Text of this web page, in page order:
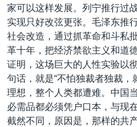
家可以这样发展。列宁推行过
实现只好改弦更张。毛泽东推
社会改造，通过抓革命和斗私
革十年，把经济禁欲主义和道
证明，这场巨大的人性实验以
句话，就是“不怕独裁者独裁，
理想，整个人类都遭难。中国
必需品都必须凭户口本，与现
截然不同，原因是，那样的共